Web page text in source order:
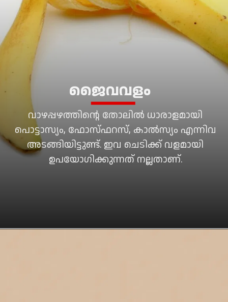
വാഴപ്പഴത്തിന്റെ തോലിൽ ധാരാളമായി
പൊട്ടാസ്യം, ഫോസ്ഫറസ്, കാൽസ്യം എന്നിവ
അടങ്ങിയിട്ടുണ്ട്. ഇവ ചെടിക്ക് വളമായി
ഉപയോഗിക്കുന്നത് നല്ലതാണ്.
ജൈവവളം